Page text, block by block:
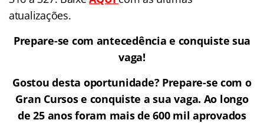
atualizações.
Prepare-se com antecedência e conquiste sua
vaga!
Gostou desta oportunidade? Prepare-se com o
Gran Cursos e conquiste a sua vaga. Ao longo
de 25 anos foram mais de 600 mil aprovados